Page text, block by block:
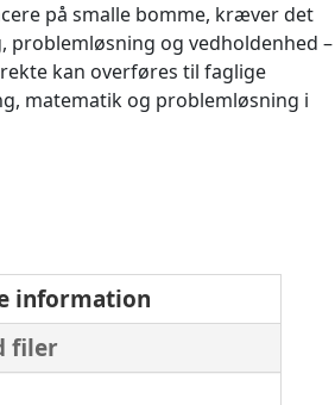
på smalle bomme, kræver det
og vedholdenhed –
kan overføres til faglige
matematik og problemløsning i
information
filer